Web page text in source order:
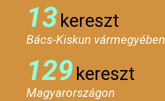
13kereszt
Bács-Kiskun vármegyében
129kereszt
Magyarországon